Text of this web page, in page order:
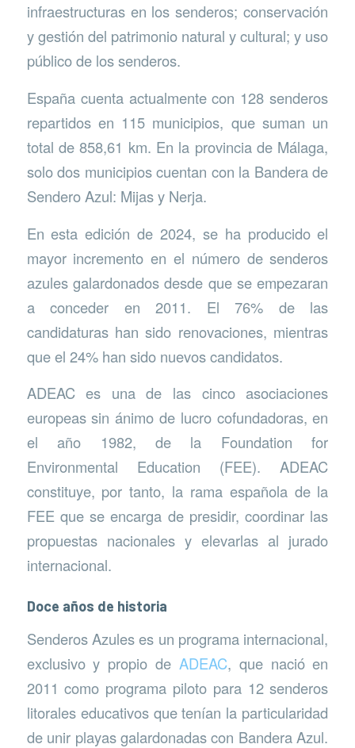
infraestructuras en los senderos; conservación
y gestión del patrimonio natural y cultural; y uso
público de los senderos.
España cuenta actualmente con 128 senderos
repartidos en 115 municipios, que suman un
total de 858,61 km. En la provincia de Málaga,
solo dos municipios cuentan con la Bandera de
Sendero Azul: Mijas y Nerja.
En esta edición de 2024, se ha producido el
mayor incremento en el número de senderos
azules galardonados desde que se empezaran
a conceder en 2011. El 76% de las
candidaturas han sido renovaciones, mientras
que el 24% han sido nuevos candidatos.
ADEAC es una de las cinco asociaciones
europeas sin ánimo de lucro cofundadoras, en
el año 1982, de la Foundation for
Environmental Education (FEE). ADEAC
constituye, por tanto, la rama española de la
FEE que se encarga de presidir, coordinar las
propuestas nacionales y elevarlas al jurado
internacional.
Doce años de historia
Senderos Azules es un programa internacional,
exclusivo y propio de ADEAC, que nació en
2011 como programa piloto para 12 senderos
litorales educativos que tenían la particularidad
de unir playas galardonadas con Bandera Azul.